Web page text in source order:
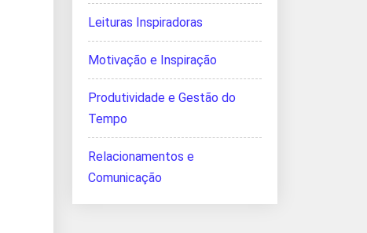
Leituras Inspiradoras
Motivação e Inspiração
Produtividade e Gestão do
Tempo
Relacionamentos e
Comunicação